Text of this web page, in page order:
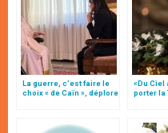
La guerre, c’est faire le
choix « de Caïn », déplore
«Du Ciel
porter la